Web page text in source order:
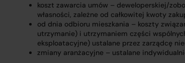
koszt zawarcia umów – deweloperskiej/
własności, zależne od całkowitej kwoty
od dnia odbioru mieszkania – koszty
utrzymanie) i utrzymaniem części
eksploatacyjne) ustalane przez zarządcę
zmiany aranżacyjne – ustalane